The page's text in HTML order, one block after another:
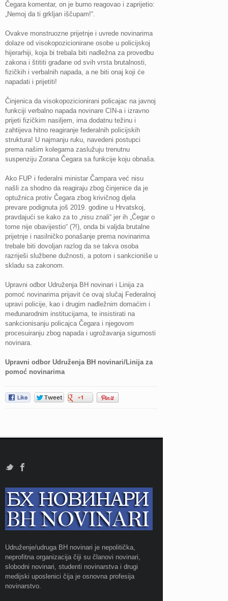
Čegara komentar, on je burno reagovao i zaprijetio:
„Nemoj da ti grkljan iščupam!“.
Ovakve monstruozne prijetnje i uvrede novinarima
dolaze od visokopozicionirane osobe u policijskoj
hijerarhiji, koja bi trebala biti nadležna za provedbu
zakona i štititi građane od svih vrsta brutalnosti,
fizičkih i verbalnih napada, a ne biti onaj koji će
napadati i prijetiti!
Činjenica da visokopozicionirani policajac na javnoj
funkciji verbalno napada novinare CIN-a i izravno
prijeti fizičkim nasiljem, ima dodatnu težinu i
zahtijeva hitno reagiranje federalnih policijskih
struktura! U najmanju ruku, navedeni postupci
prema našim kolegama zaslužuju trenutnu
suspenziju Zorana Čegara sa funkcije koju obnaša.
Ako FUP i federalni ministar Čampara već nisu
našli za shodno da reagiraju zbog činjenice da je
optužnica protiv Čegara zbog krivičnog djela
prevare podignuta još 2019. godine u Hrvatskoj,
pravdajući se kako za to „nisu znali“ jer ih „Čegar o
tome nije obavijestio“ (?!), onda bi valjda brutalne
prijetnje i nasilničko ponašanje prema novinarima
trebale biti dovoljan razlog da se takva osoba
razriješi službene dužnosti, a potom i sankcioniše u
skladu sa zakonom.
Upravni odbor Udruženja BH novinari i Linija za
pomoć novinarima prijavit će ovaj slučaj Federalnoj
upravi policije, kao i drugim nadležnim domaćim i
međunarodnim institucijama, te insistirati na
sankcionisanju policajca Čegara i njegovom
procesuiranju zbog napada i ugrožavanja sigurnosti
novinara.
Upravni odbor Udruženja BH novinari/Linija za
pomoć novinarima
Udruženje/udruga BH novinari je nepolitička,
neprofitna organizacija čiji su članovi novinari,
slobodni novinari, studenti novinarstva i drugi
medijski uposlenici čija je osnovna profesija
novinarstvo.